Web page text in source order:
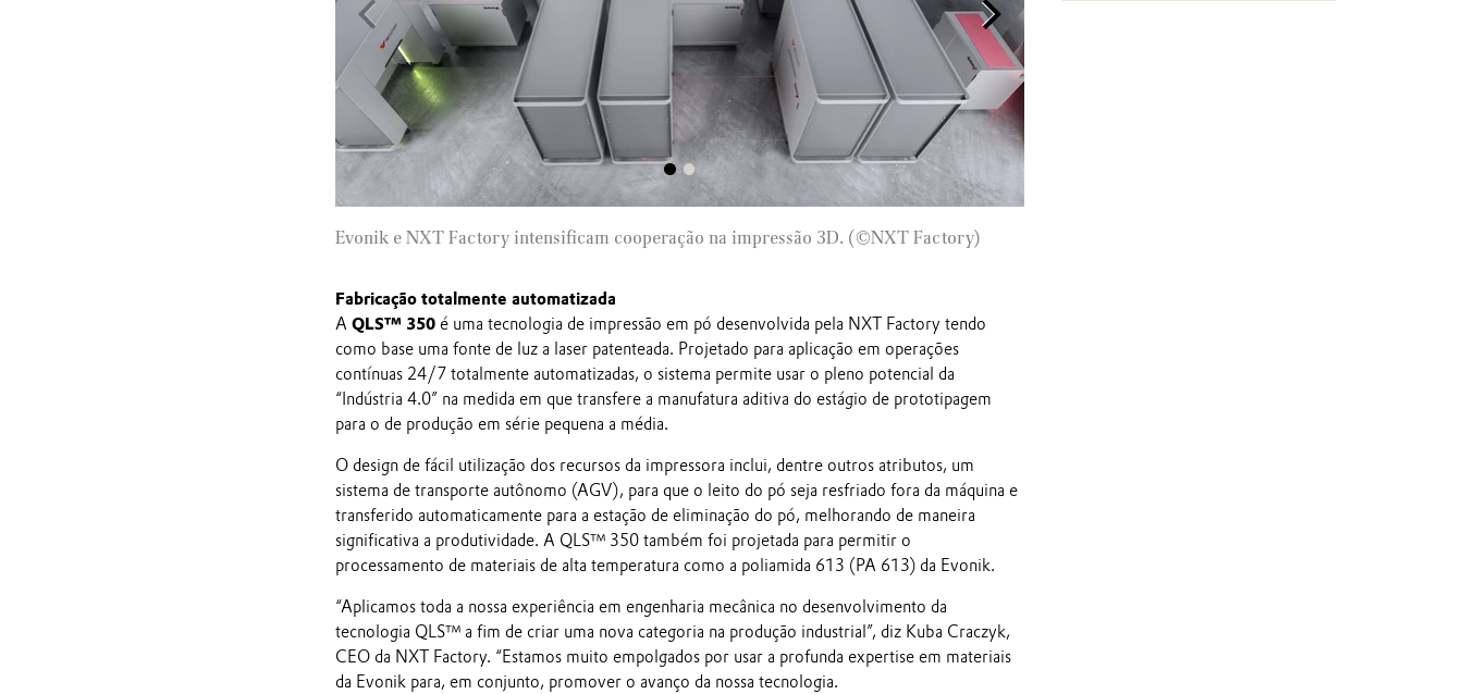
Evonik e NXT Factory intensificam cooperação na impressão 3D. (©NXT Factory)
Fabricação totalmente automatizada
A QLS™ 350é uma tecnologia de impressão em pó desenvolvida pela NXT Factory tendo
como base uma fonte de luz a laser patenteada. Projetado para aplicação em operações
contínuas 24/7 totalmente automatizadas, o sistema permite usar o pleno potencial da
“Indústria 4.0” na medida em que transfere a manufatura aditiva do estágio de prototipagem
para o de produção em série pequena a média.
O design de fácil utilização dos recursos da impressora inclui, dentre outros atributos, um
sistema de transporte autônomo (AGV), para que o leito do pó seja resfriado fora da máquina e
transferido automaticamente para a estação de eliminação do pó, melhorando de maneira
significativa a produtividade. A QLS™ 350 também foi projetada para permitir o
processamento de materiais de alta temperatura como a poliamida 613 (PA 613) da Evonik.
“Aplicamos toda a nossa experiência em engenharia mecânica no desenvolvimento da
tecnologia QLS™ a fim de criar uma nova categoria na produção industrial”, diz Kuba Craczyk,
CEO da NXT Factory. “Estamos muito empolgados por usar a profunda expertise em materiais
da Evonik para, em conjunto, promover o avanço da nossa tecnologia.